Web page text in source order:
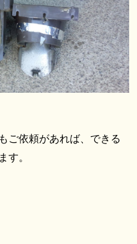
ご依頼があれば、できる
す。